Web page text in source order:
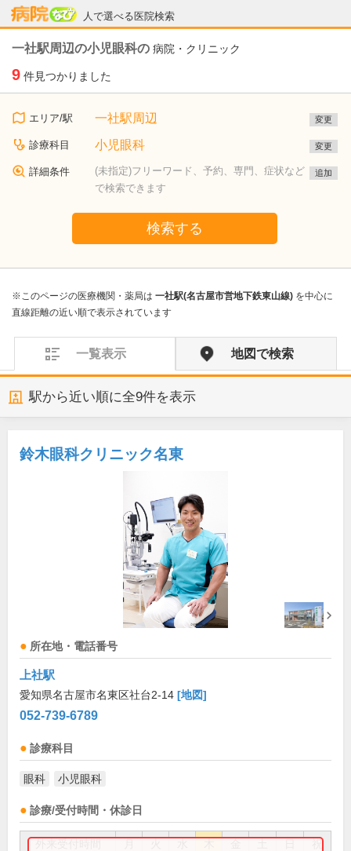
人で選べる医院検索
病院なび
一社駅周辺の小児眼科の 病院・クリニック
9 件見つかりました
エリア/駅 一社駅周辺 変更
診療科目 小児眼科 変更
詳細条件
(未指定)フリーワード、予約、専門、症状など
で検索できます
追加
検索する
※このページの医療機関・薬局は 一社駅(名古屋市営地下鉄東山線) を中心に
直線距離の近い順で表示されています
一覧表示 地図で検索
駅から近い順に全9件を表示
鈴木眼科クリニック名東
所在地・電話番号
上社駅
愛知県名古屋市名東区社台2-14 [地図]
052-739-6789
診療科目
眼科 小児眼科
診療/受付時間・休診日
祝